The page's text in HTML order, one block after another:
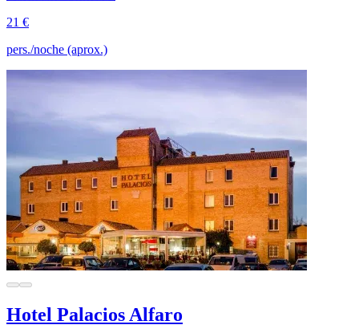
21 €
pers./noche (aprox.)
Hotel Palacios Alfaro